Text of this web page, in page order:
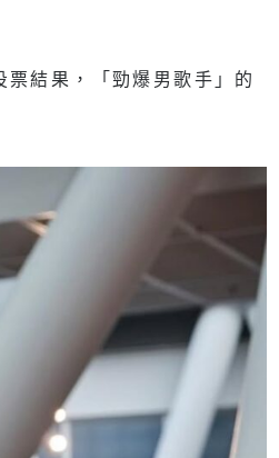
結果，「勁爆男歌手」的